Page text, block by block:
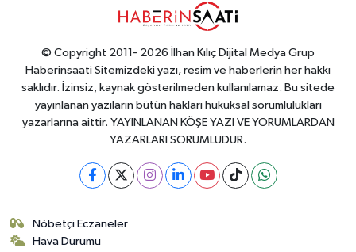
© Copyright 2011- 2026 İlhan Kılıç Dijital Medya Grup
Haberinsaati Sitemizdeki yazı, resim ve haberlerin her hakkı
saklıdır. İzinsiz, kaynak gösterilmeden kullanılamaz. Bu sitede
yayınlanan yazıların bütün hakları hukuksal sorumlulukları
yazarlarına aittir. YAYINLANAN KÖŞE YAZI VE YORUMLARDAN
YAZARLARI SORUMLUDUR.
Nöbetçi Eczaneler
Hava Durumu